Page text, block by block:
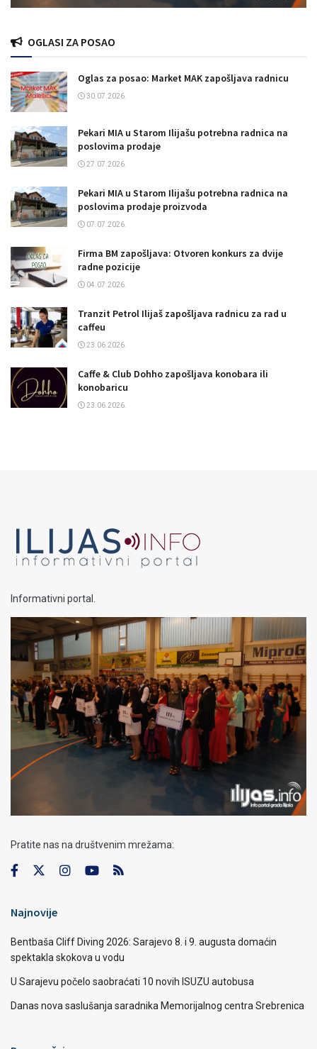
OGLASI ZA POSAO
Oglas za posao: Market MAK zapošljava radnicu
30.07.2026.
Pekari MIA u Starom Ilijašu potrebna radnica na
poslovima prodaje
27.07.2026.
Pekari MIA u Starom Ilijašu potrebna radnica na
poslovima prodaje proizvoda
07.07.2026.
Firma BM zapošljava: Otvoren konkurs za dvije
radne pozicije
04.07.2026.
Tranzit Petrol Ilijaš zapošljava radnicu za rad u
caffeu
23.06.2026.
Caffe & Club Dohho zapošljava konobara ili
konobaricu
23.06.2026.
Informativni portal.
Pratite nas na društvenim mrežama:
Najnovije
Bentbaša Cliff Diving 2026: Sarajevo 8. i 9. augusta domaćin
spektakla skokova u vodu
U Sarajevu počelo saobraćati 10 novih ISUZU autobusa
Danas nova saslušanja saradnika Memorijalnog centra Srebrenica